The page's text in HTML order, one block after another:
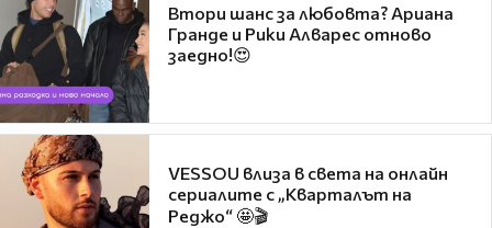
Втори шанс за любовта? Ариана
Гранде и Рики Алварес отново
заедно!😍
VESSOU влиза в света на онлайн
сериалите с „Кварталът на
Реджо“ 🤩🎬